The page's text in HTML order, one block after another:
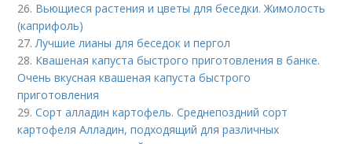
26. Вьющиеся растения и цветы для беседки. Жимолость
(каприфоль)
27.Лучшие лианы для беседок и пергол
28. Квашеная капуста быстрого приготовления в банке.
Очень вкусная квашеная капуста быстрого
приготовления
29.Сорт алладин картофель. Среднепоздний сорт
картофеля Алладин, подходящий для различных